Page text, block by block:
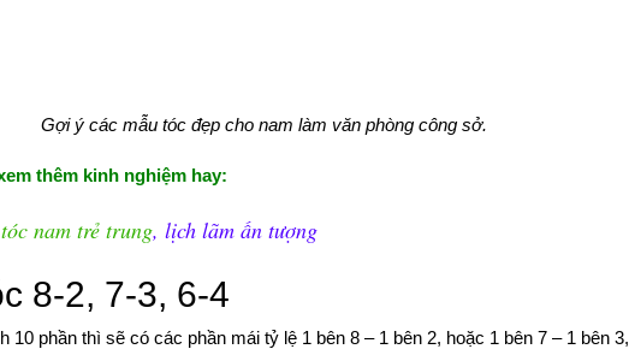
Gợi ý các mẫu tóc đẹp cho nam làm văn phòng công sở.
thêm kinh nghiệm hay:
nam trẻ trung, lịch lãm ấn tượng
8-2, 7-3, 6-4
10 phần thì sẽ có các phần mái tỷ lệ 1 bên 8 – 1 bên 2, hoặc 1 bên 7 – 1 bên 3,